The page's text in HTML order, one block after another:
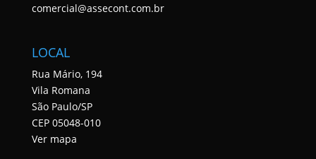
comercial@assecont.com.br
LOCAL
Rua Mário, 194
Vila Romana
São Paulo/SP
CEP 05048-010
Ver mapa